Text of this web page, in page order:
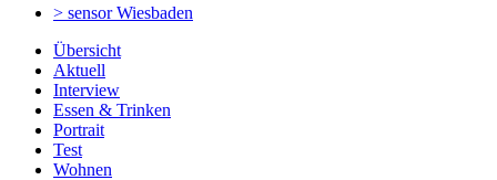
> sensorWiesbaden
Übersicht
Aktuell
Interview
Essen & Trinken
Portrait
Test
Wohnen